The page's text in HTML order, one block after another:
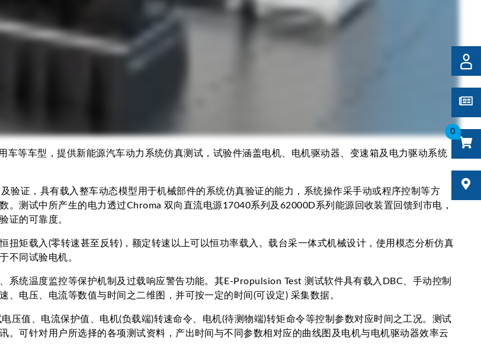
0
等车型，提供新能源汽车动力系统仿真测试，试验件涵盖电机、电机驱动器、变速箱及电力驱动系统
验证，具有载入整车动态模型用于机械部件的系统仿真验证的能力，系统操作采手动或程序控制等方
测试中所产生的电力透过Chroma 双向直流电源17040系列及62000D系列能源回收装置回馈到市电，
证的可靠度。
扭矩载入(零转速甚至反转)，额定转速以上可以恒功率载入。载台采一体式机械设计，使用模态分析仿真
不同试验电机。
统温度监控等保护机制及过载响应警告功能。其E-Propulsion Test 测试软件具有载入DBC、手动控制
电压、电流等数值与时间之二维图，并可按一定的时间(可设定) 采集数据。
压值、电流保护值、电机(负载端)转速命令、电机(待测物端)转矩命令等控制参数对应时间之工况。测试
。可针对用户所选择的各项测试资料，产出时间与不同参数相对应的曲线图及电机与电机驱动器效率云